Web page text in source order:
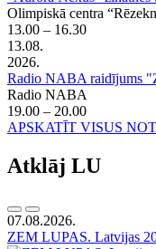
Olimpiskā centra
13.00 – 16.30
13.08.
2026.
Radio NABA raidījums
Radio NABA
19.00 – 20.00
APSKATĪT VISUS
Atklāj LU
07.08.2026.
ZEM LUPAS. Latvijas